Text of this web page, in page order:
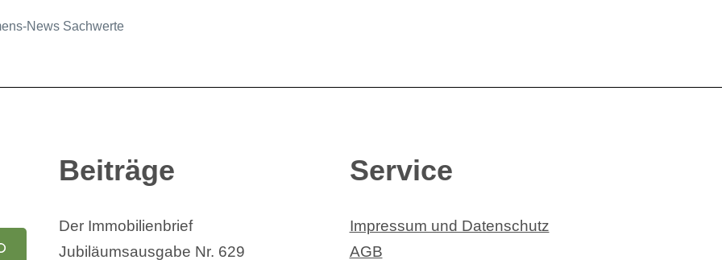
News Sachwerte
Beiträge
Der Immobilienbrief
Jubiläumsausgabe Nr. 629
Service
Impressum und Datenschutz
AGB